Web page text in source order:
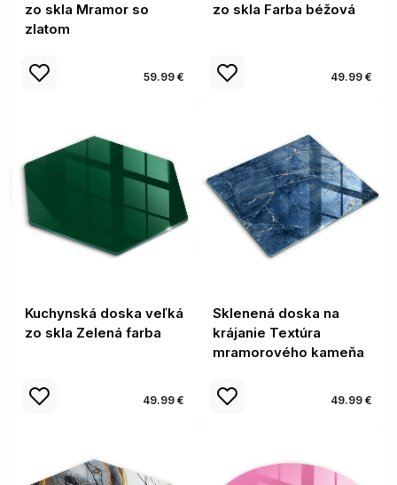
zo skla Mramor so
zlatom
59.99 €
zo skla Farba béžová
49.99 €
Kuchynská doska veľká
zo skla Zelená farba
49.99 €
Sklenená doska na
krájanie Textúra
mramorového kameňa
49.99 €